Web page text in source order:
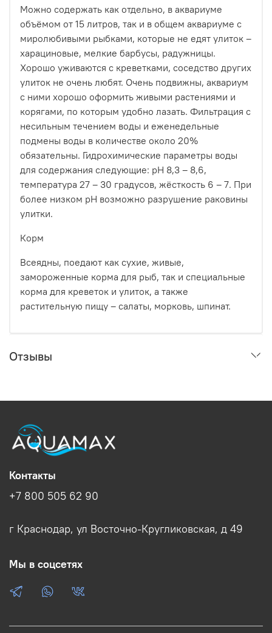
Можно содержать как отдельно, в аквариуме
объёмом от 15 литров, так и в общем аквариуме с
миролюбивыми рыбками, которые не едят улиток –
харациновые, мелкие барбусы, радужницы.
Хорошо уживаются с креветками, соседство других
улиток не очень любят. Очень подвижны, аквариум
с ними хорошо оформить живыми растениями и
корягами, по которым удобно лазать. Фильтрация с
несильным течением воды и еженедельные
подмены воды в количестве около 20%
обязательны. Гидрохимические параметры воды
для содержания следующие: рН 8,3 – 8,6,
температура 27 – 30 градусов, жёсткость 6 – 7. При
более низком рН возможно разрушение раковины
улитки.
Корм
Всеядны, поедают как сухие, живые,
замороженные корма для рыб, так и специальные
корма для креветок и улиток, а также
растительную пищу – салаты, морковь, шпинат.
Отзывы
Контакты
+7 800 505 62 90
г Краснодар, ул Восточно-Кругликовская, д 49
Мы в соцсетях